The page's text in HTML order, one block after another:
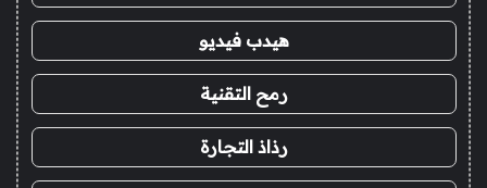
هيدب فيديو
رمح التقنية
رذاذ التجارة